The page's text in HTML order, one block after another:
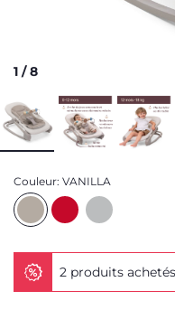
1 /8
Couleur: VANILLA
2 produits